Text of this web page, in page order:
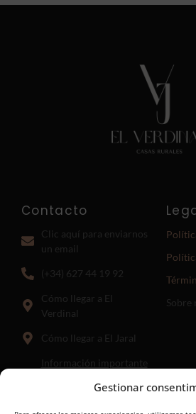
Gestionar
Contacto
Clic aquí para enviarnos
un email
(+34) 627 44 19 92
Cómo llegar a El
Verdinal
Cómo llegar a El Jaral
Información importante
punto hasta el que guía el
Sobre